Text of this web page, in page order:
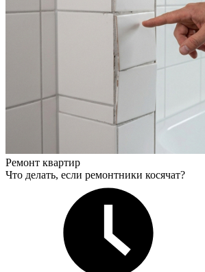
Ремонт квартир
Что делать, если ремонтники косячат?